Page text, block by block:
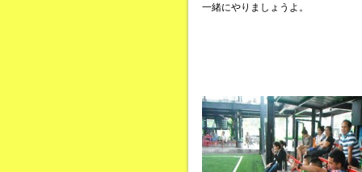
一緒にやりましょうよ。